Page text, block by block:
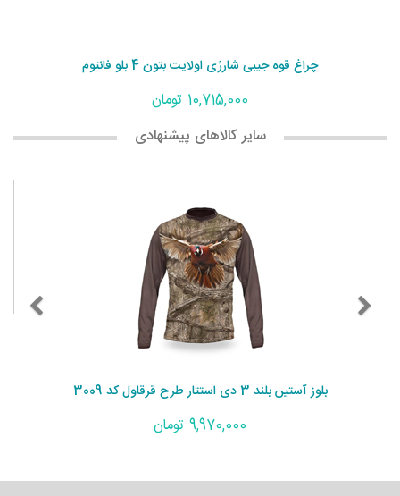
چراغ قوه جیبی شارژی اولایت بتون 4 بلو فانتوم
10,715,000 تومان
سایر کالاهای پیشنهادی
بلوز آستین بلند 3 دی استتار طرح قرقاول کد 3009
9,970,000 تومان